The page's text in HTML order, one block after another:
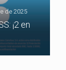
de 2025
¡2 en